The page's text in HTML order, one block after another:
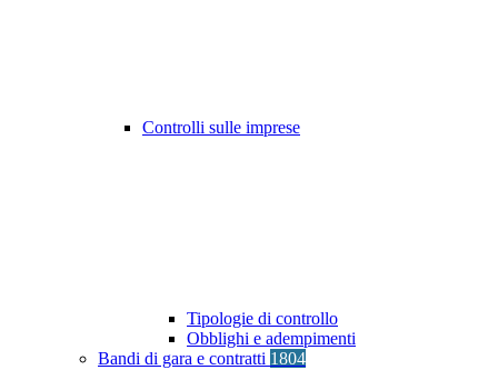
Controlli sulle imprese
Tipologie di controllo
Obblighi e adempimenti
Bandi di gara e contratti 1804